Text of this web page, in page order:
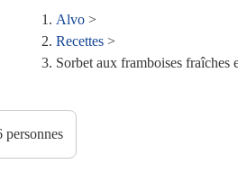
Fil
d'Ariane
Alvo >
Recettes >
Sorbet aux framboises fraîches